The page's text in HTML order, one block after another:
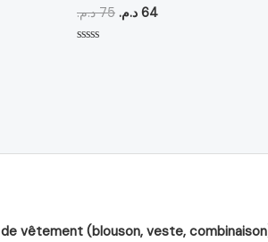
75 د.م.
64 د.م.
vêtement (blouson, veste,